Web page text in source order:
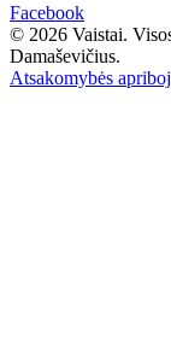
Facebook
© 2026 Vaistai.
Damaševičius.
Atsakomybės